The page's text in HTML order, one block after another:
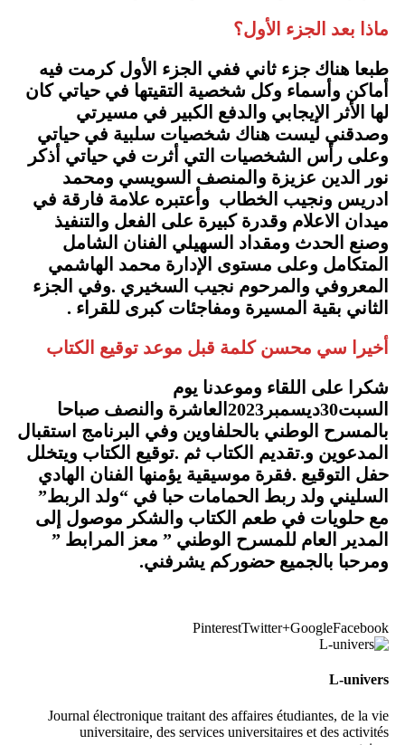
ماذا بعد الجزء الأول؟
طبعا هناك جزء ثاني ففي الجزء الأول كرمت فيه
أماكن وأسماء وكل شخصية التقيتها في حياتي كان
لها الأثر الإيجابي والدفع الكبير في مسيرتي
وصدقني ليست هناك شخصيات سلبية في حياتي
وعلى رأس الشخصيات التي أثرت في حياتي أذكر
نور الدين عزيزة والمنصف السويسي ومحمد
ادريس ونجيب الخطاب وأعتبره علامة فارقة في
ميدان الاعلام وقدرة كبيرة على الفعل والتنفيذ
وصنع الحدث ومقداد السهيلي الفنان الشامل
المتكامل وعلى مستوى الإدارة محمد الهاشمي
المعروفي والمرحوم نجيب السخيري .وفي الجزء
الثاني بقية المسيرة ومفاجئات كبرى للقراء .
أخيرا سي محسن كلمة قبل موعد توقيع الكتاب
شكرا على اللقاء وموعدنا يوم
السبت30ديسمبر2023العاشرة والنصف صباحا
بالمسرح الوطني بالحلفاوين وفي البرنامج استقبال
المدعوين و.تقديم الكتاب ثم .توقيع الكتاب ويتخلل
حفل التوقيع .فقرة موسيقية يؤمنها الفنان الهادي
السليني ولد ربط الحمامات حبا في “ولد الربط”
مع حلويات في طعم الكتاب والشكر موصول إلى
المدير العام للمسرح الوطني ” معز المرابط ”
ومرحبا بالجميع حضوركم يشرفني.
Facebook
Google+
Twitter
Pinterest
L-univers
Journal électronique traitant des affaires étudiantes, de la vie
universitaire, des services universitaires et des activités